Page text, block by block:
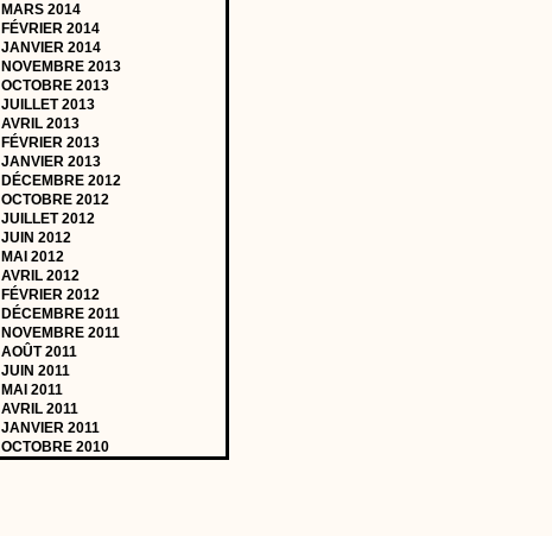
MARS 2014
FÉVRIER 2014
JANVIER 2014
NOVEMBRE 2013
OCTOBRE 2013
JUILLET 2013
AVRIL 2013
FÉVRIER 2013
JANVIER 2013
DÉCEMBRE 2012
OCTOBRE 2012
JUILLET 2012
JUIN 2012
MAI 2012
AVRIL 2012
FÉVRIER 2012
DÉCEMBRE 2011
NOVEMBRE 2011
AOÛT 2011
JUIN 2011
MAI 2011
AVRIL 2011
JANVIER 2011
OCTOBRE 2010